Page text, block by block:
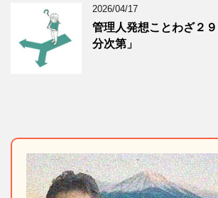
2026/04/17
管理人発想ことわざ２
分次第」